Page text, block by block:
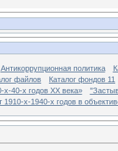
Антикоррупционная политика
файлов
Каталог фондов 11
40-х годов ХХ века»
х-1940-х годов в